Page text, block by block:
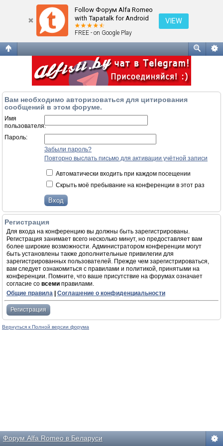
Follow Форум Alfa Romeo
with Tapatalk for Android
FREE - on Google Play
VIEW
Вам необходимо авторизоваться для цитирования
сообщений в этом форуме.
Имя
пользователя:
Пароль:
Забыли пароль?
Повторно выслать письмо для активации учётной записи
Автоматически входить при каждом посещении
Скрыть моё пребывание на конференции в этот раз
Регистрация
Для входа на конференцию вы должны быть зарегистрированы.
Регистрация занимает всего несколько минут, но предоставляет вам
более широкие возможности. Администратором конференции могут
быть установлены также дополнительные привилегии для
зарегистрированных пользователей. Прежде чем зарегистрироваться,
вам следует ознакомиться с правилами и политикой, принятыми на
конференции. Помните, что ваше присутствие на форумах означает
согласие со всеми правилами.
Общие правила
Соглашение о конфиденциальности
Регистрация
Вернуться к Полной версии форума
Форум Alfa Romeo в Беларуси